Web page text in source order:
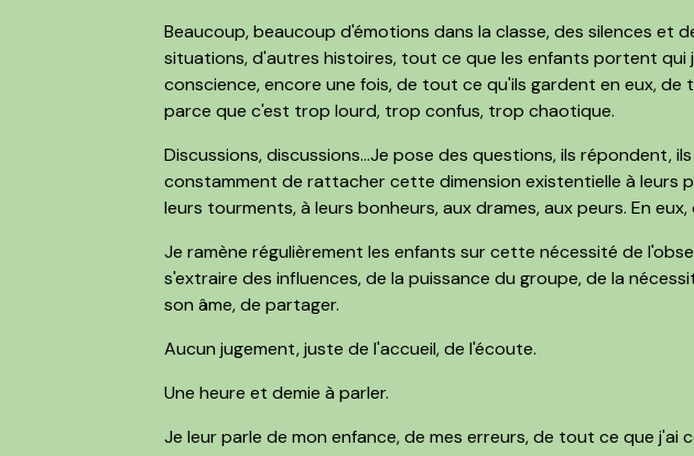
Beaucoup, beaucoup d'émotions dans la classe, des silences et
situations, d'autres histoires, tout ce que les enfants portent qui
conscience, encore une fois, de tout ce qu'ils gardent en eux,
parce que c'est trop lourd, trop confus, trop chaotique.
Discussions, discussions...Je pose des questions, ils répondent,
constamment de rattacher cette dimension existentielle à leurs
leurs tourments, à leurs bonheurs, aux drames, aux peurs. En
Je ramène régulièrement les enfants sur cette nécessité de
s'extraire des influences, de la puissance du groupe, de la
son âme, de partager.
Aucun jugement, juste de l'accueil, de l'écoute.
Une heure et demie à parler.
Je leur parle de mon enfance, de mes erreurs, de tout ce que j'ai